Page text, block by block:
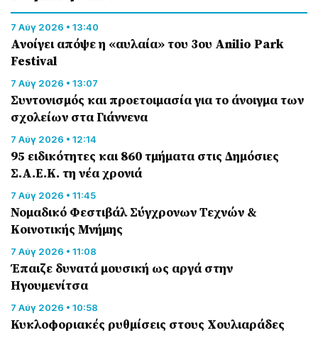
7 Αύγ 2026 • 13:40
Ανοίγει απόψε η «αυλαία» του 3ου Anilio Park
Festival
7 Αύγ 2026 • 13:07
Συντονισμός και προετοιμασία για το άνοιγμα των
σχολείων στα Γιάννενα
7 Αύγ 2026 • 12:14
95 ειδικότητες και 860 τμήματα στις Δημόσιες
Σ.Α.Ε.Κ. τη νέα χρονιά
7 Αύγ 2026 • 11:45
Νομαδικό Φεστιβάλ Σύγχρονων Τεχνών &
Κοινοτικής Μνήμης
7 Αύγ 2026 • 11:08
Έπαιζε δυνατά μουσική ως αργά στην
Ηγουμενίτσα
7 Αύγ 2026 • 10:58
Κυκλοφοριακές ρυθμίσεις στους Χουλιαράδες